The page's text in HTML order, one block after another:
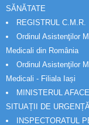
SĂNĂTATE
REGISTRUL C.M.R.
Ordinul Asistenţilor
Medicali din România
Ordinul Asistenţilor
Medicali - Filiala Iași
MINISTERUL
SITUAȚII DE
INSPECTORATUL